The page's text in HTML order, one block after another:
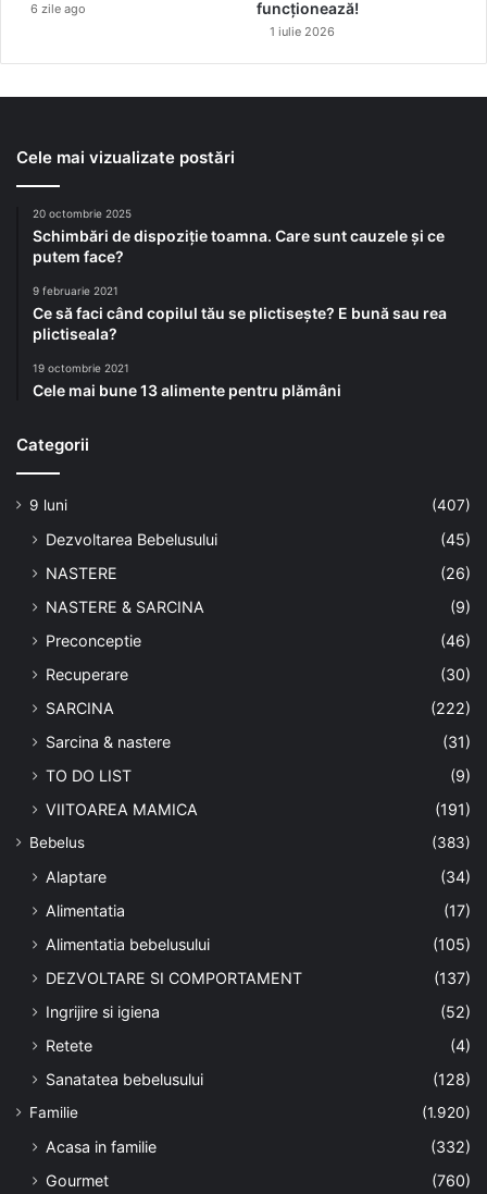
6 zile ago funcționează!
1 iulie 2026
Cele mai vizualizate postări
20 octombrie 2025
Schimbări de dispoziție toamna. Care sunt cauzele și ce
putem face?
9 februarie 2021
Ce să faci când copilul tău se plictisește? E bună sau rea
plictiseala?
19 octombrie 2021
Cele mai bune 13 alimente pentru plămâni
Categorii
9 luni (407)
Dezvoltarea Bebelusului
(45)
NASTERE
(26)
NASTERE & SARCINA
(9)
Preconceptie
(46)
Recuperare
(30)
SARCINA
(222)
Sarcina & nastere
(31)
TO DO LIST
(9)
VIITOAREA MAMICA
(191)
Bebelus (383)
Alaptare
(34)
Alimentatia
(17)
Alimentatia bebelusului
(105)
DEZVOLTARE SI COMPORTAMENT
(137)
Ingrijire si igiena
(52)
Retete
(4)
Sanatatea bebelusului
(128)
Familie (1.920)
Acasa in familie
(332)
Gourmet
(760)